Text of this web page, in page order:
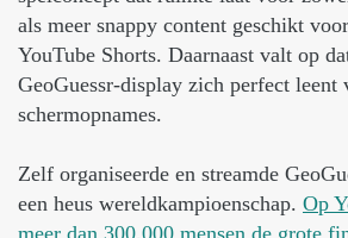
als meer snappy content geschikt
YouTube Shorts. Daarnaast valt op
GeoGuessr-display zich perfect leent
schermopnames.
Zelf organiseerde en streamde
een heus wereldkampioenschap. Op
meer dan 300.000 mensen de grote